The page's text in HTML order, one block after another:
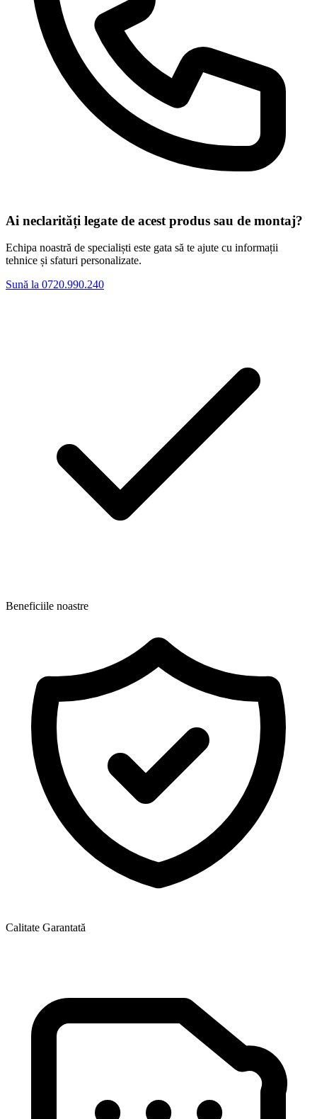
Ai neclarități legate de acest produs sau de montaj?
Echipa noastră de specialiști este gata să te ajute cu informații
tehnice și sfaturi personalizate.
Sună la 0720.990.240
Beneficiile noastre
Calitate Garantată